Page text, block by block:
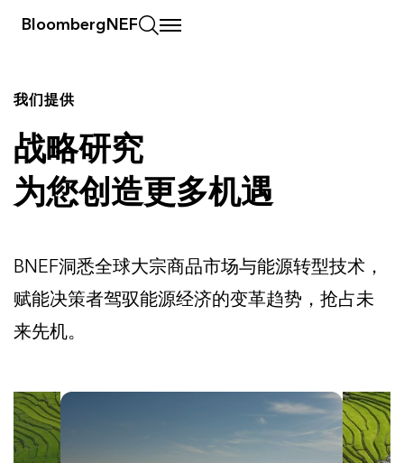
BloombergNEF
我们提供
战略研究
为您创造更多机遇
BNEF洞悉全球大宗商品市场与能源转型技术，
赋能决策者驾驭能源经济的变革趋势，抢占未
来先机。